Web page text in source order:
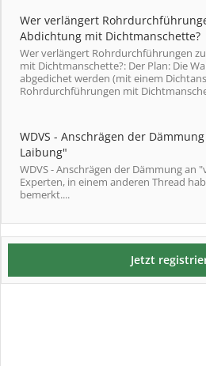
Wer verlängert
Abdichtung mit Dichtmanschette?
Wer verlängert Rohrdurchführungen
mit Dichtmanschette?: Der Plan: Die
abgedichet werden (mit einem
Rohrdurchführungen mit
WDVS - Anschrägen der
Laibung"
WDVS - Anschrägen der Dämmung an
Experten, in einem anderen Thread
bemerkt....
Jetzt